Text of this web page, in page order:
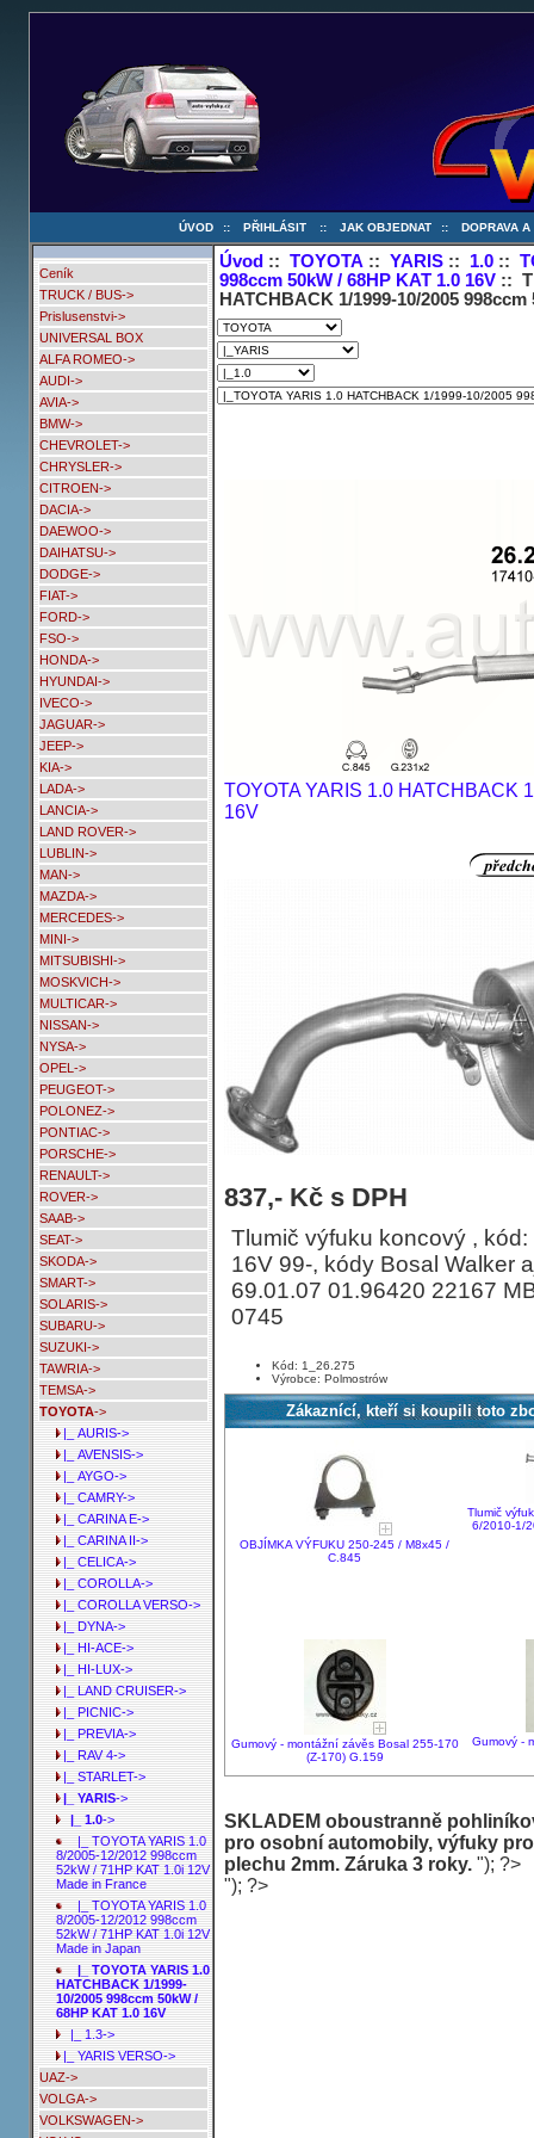
ÚVOD :: PŘIHLÁSIT :: JAK OBJEDNAT :: DOPRAVA A
Ceník
TRUCK / BUS->
Prislusenstvi->
UNIVERSAL BOX
ALFA ROMEO->
AUDI->
AVIA->
BMW->
CHEVROLET->
CHRYSLER->
CITROEN->
DACIA->
DAEWOO->
DAIHATSU->
DODGE->
FIAT->
FORD->
FSO->
HONDA->
HYUNDAI->
IVECO->
JAGUAR->
JEEP->
KIA->
LADA->
LANCIA->
LAND ROVER->
LUBLIN->
MAN->
MAZDA->
MERCEDES->
MINI->
MITSUBISHI->
MOSKVICH->
MULTICAR->
NISSAN->
NYSA->
OPEL->
PEUGEOT->
POLONEZ->
PONTIAC->
PORSCHE->
RENAULT->
ROVER->
SAAB->
SEAT->
SKODA->
SMART->
SOLARIS->
SUBARU->
SUZUKI->
TAWRIA->
TEMSA->
TOYOTA->
|_ AURIS->
|_ AVENSIS->
|_ AYGO->
|_ CAMRY->
|_ CARINA E->
|_ CARINA II->
|_ CELICA->
|_ COROLLA->
|_ COROLLA VERSO->
|_ DYNA->
|_ HI-ACE->
|_ HI-LUX->
|_ LAND CRUISER->
|_ PICNIC->
|_ PREVIA->
|_ RAV 4->
|_ STARLET->
|_ YARIS->
|_ 1.0->
|_ TOYOTA YARIS 1.0
8/2005-12/2012 998ccm
52kW / 71HP KAT 1.0i 12V
Made in France
|_ TOYOTA YARIS 1.0
8/2005-12/2012 998ccm
52kW / 71HP KAT 1.0i 12V
Made in Japan
|_ TOYOTA YARIS 1.0
HATCHBACK 1/1999-
10/2005 998ccm 50kW /
68HP KAT 1.0 16V
|_ 1.3->
|_ YARIS VERSO->
UAZ->
VOLGA->
VOLKSWAGEN->
Úvod ::TOYOTA ::YARIS :: 1.0 ::
998ccm 50kW / 68HP KAT 1.0 16V ::
HATCHBACK 1/1999-10/2005
TOYOTA YARIS 1.0 HATCHBACK
16V
Tlumič výfuku koncový TOYOTA
68HP KAT 1.0 16V
837,- Kč s DPH
Tlumič výfuku koncový ,
16V 99-, kódy Bosal Walker
69.01.07 01.96420 22167
0745
Kód: 1_26.275
Výrobce: Polmostrów
Zákaznící, kteří si koupili toto
OBJÍMKA VÝFUKU 250-245 / M8x45 /
C.845
Tlumič
6/2010-1/
Gumový - montážní závěs Bosal 255-170
(Z-170) G.159
Gumový -
SKLADEM oboustranně
pro osobní automobily, výfuky
plechu 2mm. Záruka 3 roky. "); ?>
"); ?>